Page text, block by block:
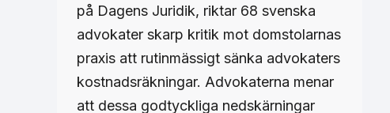
på Dagens Juridik, riktar 68 svenska
advokater skarp kritik mot domstolarnas
praxis att rutinmässigt sänka advokaters
kostnadsräkningar. Advokaterna menar
att dessa godtyckliga nedskärningar